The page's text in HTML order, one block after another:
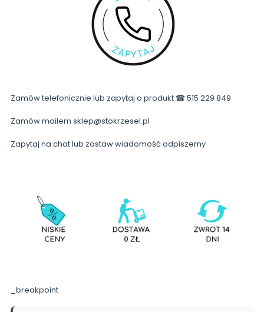
Zamów telefonicznie lub zapytaj o produkt ☎ 515 229 849
Zamów mailem sklep@stokrzesel.pl
Zapytaj na chat lub zostaw wiadomość odpiszemy
_breakpoint